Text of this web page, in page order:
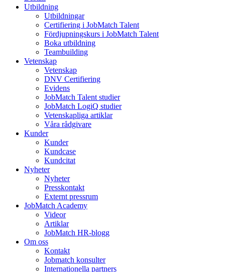
Utbildning
Utbildningar
Certifiering i JobMatch Talent
Fördjupningskurs i JobMatch Talent
Boka utbildning
Teambuilding
Vetenskap
Vetenskap
DNV Certifiering
Evidens
JobMatch Talent studier
JobMatch LogiQ studier
Vetenskapliga artiklar
Våra rådgivare
Kunder
Kunder
Kundcase
Kundcitat
Nyheter
Nyheter
Presskontakt
Externt pressrum
JobMatch Academy
Videor
Artiklar
JobMatch HR-blogg
Om oss
Kontakt
Jobmatch konsulter
Internationella partners